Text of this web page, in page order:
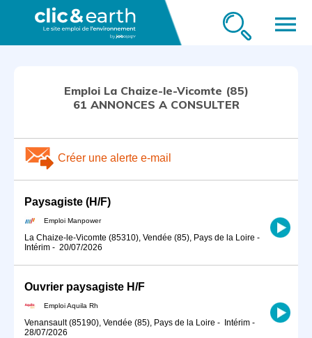
menu
Emploi La Chaize-le-Vicomte (85)
61 ANNONCES A CONSULTER
Créer une alerte e-mail
Paysagiste (H/F)
Emploi Manpower
La Chaize-le-Vicomte (85310), Vendée (85), Pays de la Loire -
Intérim - 20/07/2026
Ouvrier paysagiste H/F
Emploi Aquila Rh
Venansault (85190), Vendée (85), Pays de la Loire - Intérim -
28/07/2026